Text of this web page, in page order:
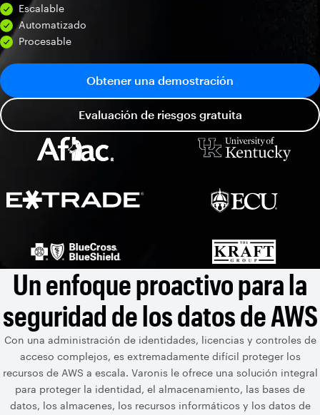
Escalable
Automatizado
Procesable
Obtener una demostración
Evaluación de riesgos gratuita
Un enfoque proactivo para la
seguridad de los datos de AWS
Con una administración de identidades, licencias y controles de
acceso complejos, es extremadamente difícil proteger los
recursos de AWS a escala. Varonis le ofrece una solución integral
para proteger la identidad, el almacenamiento, las bases de
datos, los almacenes, los recursos informáticos y los datos de